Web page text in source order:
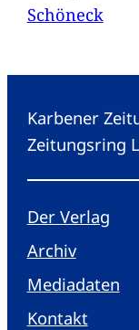
Schöneck
Karbener
Zeitungsring
Der Verlag
Archiv
Mediadaten
Kontakt